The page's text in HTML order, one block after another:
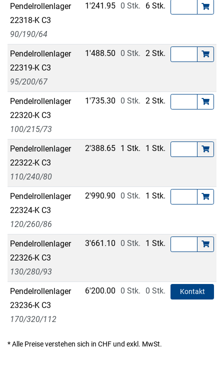
Pendelrollenlager
22318-K C3
90/190/64
1'241.95 0 Stk. 6 Stk.
Pendelrollenlager
22319-K C3
95/200/67
1'488.50 0 Stk. 2 Stk.
Pendelrollenlager
22320-K C3
100/215/73
1'735.30 0 Stk. 2 Stk.
Pendelrollenlager
22322-K C3
110/240/80
2'388.65 1 Stk. 1 Stk.
Pendelrollenlager
22324-K C3
120/260/86
2'990.90 0 Stk. 1 Stk.
Pendelrollenlager
22326-K C3
130/280/93
3'661.10 0 Stk. 1 Stk.
Pendelrollenlager
23236-K C3
170/320/112
6'200.00 0 Stk. 0 Stk. Kontakt
* Alle Preise verstehen sich in CHF und exkl. MwSt.